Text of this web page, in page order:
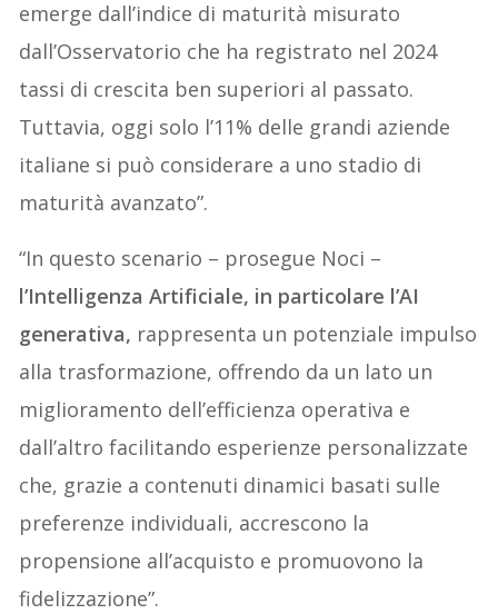
emerge dall’indice di maturità misurato
dall’Osservatorio che ha registrato nel 2024
tassi di crescita ben superiori al passato.
Tuttavia, oggi solo l’11% delle grandi aziende
italiane si può considerare a uno stadio di
maturità avanzato”.
“In questo scenario – prosegue Noci –
l’Intelligenza Artificiale, in particolare l’AI
generativa, rappresenta un potenziale impulso
alla trasformazione, offrendo da un lato un
miglioramento dell’efficienza operativa e
dall’altro facilitando esperienze personalizzate
che, grazie a contenuti dinamici basati sulle
preferenze individuali, accrescono la
propensione all’acquisto e promuovono la
fidelizzazione”.